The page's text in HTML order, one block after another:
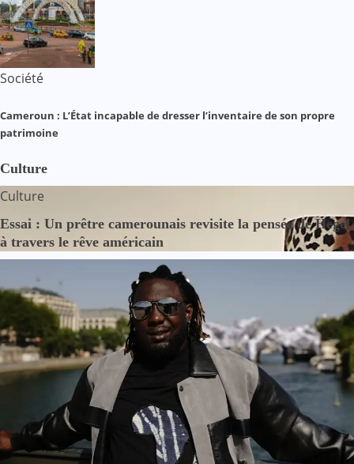
Société
Cameroun : L’État incapable de dresser l’inventaire de son propre
patrimoine
Culture
Culture
Essai : Un prêtre camerounais revisite la pensée de Hegel
à travers le rêve américain